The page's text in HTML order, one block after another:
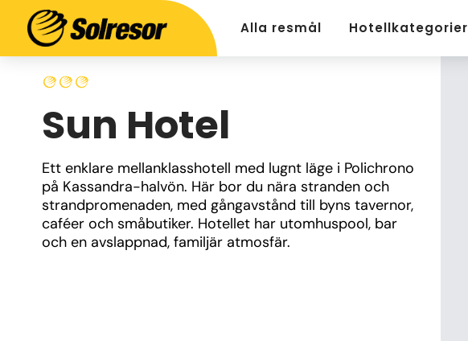
Alla resmål Hotellkategorier
Sun Hotel
Ett enklare mellanklasshotell med lugnt läge i Polichrono
på Kassandra-halvön. Här bor du nära stranden och
strandpromenaden, med gångavstånd till byns tavernor,
caféer och småbutiker. Hotellet har utomhuspool, bar
och en avslappnad, familjär atmosfär.